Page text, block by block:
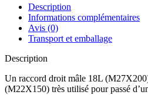
Description
Informations complémentaires
Avis (0)
Transport et emballage
Description
Un raccord droit mâle 18L
(M22X150) très utilisé pour passé